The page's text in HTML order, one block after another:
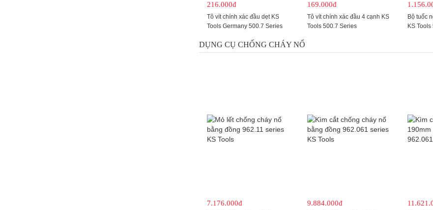
216.000đ
Tô vít chính xác đầu dẹt KS
Tools Germany 500.7 Series
169.000đ
Tô vít chính xác đầu 4 cạnh KS
Tools 500.7 Series
Bộ tuốc
KS
DỤNG CỤ CHỐNG CHÁY NỔ
7.176.000đ 9.884.000đ